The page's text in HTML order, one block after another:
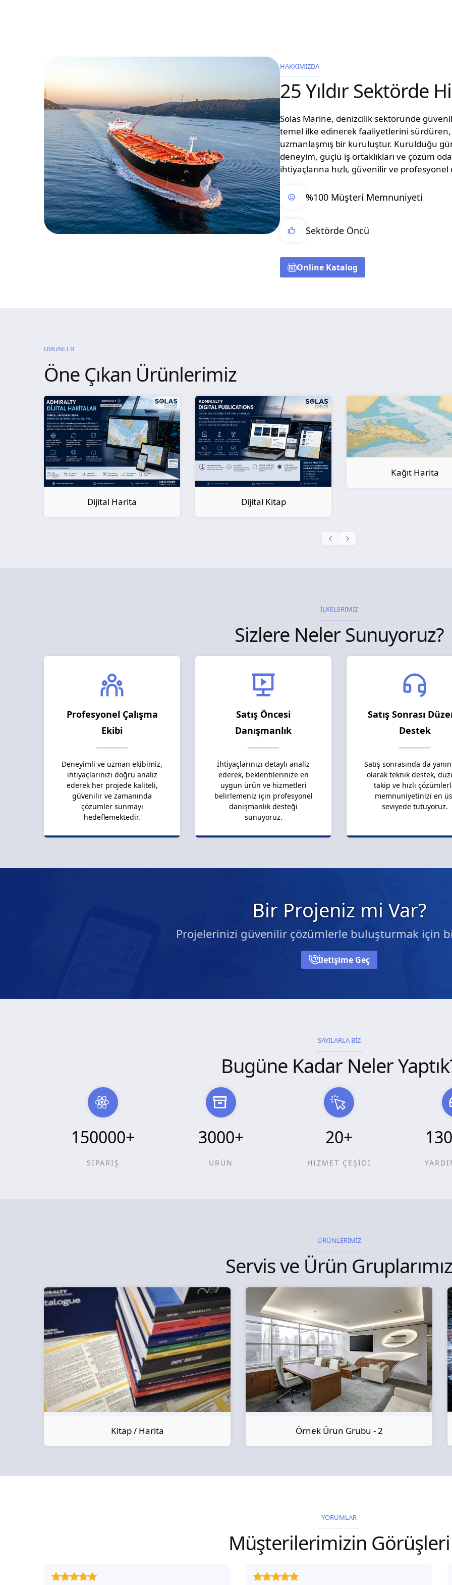
HAKKIMIZDA
25 Yıldır Sektörde
Solas Marine, denizcilik sektöründe
temel ilke edinerek faaliyetlerini
uzmanlaşmış bir kuruluştur. Kurulduğu
deneyim, güçlü iş ortaklıkları ve çözüm
ihtiyaçlarına hızlı, güvenilir ve
%100 Müşteri Memnuniyeti
Sektörde Öncü
Online Katalog
ÜRÜNLER
Öne Çıkan Ürünlerimiz
Dijital Kitap
Kağıt Harita
İLKELERİMİZ
Sizlere Neler Sunuyoruz?
Profesyonel Çalışma
Ekibi
Deneyimli ve uzman ekibimiz,
ihtiyaçlarınızı doğru analiz
ederek her projede kaliteli,
güvenilir ve zamanında
çözümler sunmayı
hedeflemektedir.
Satış Öncesi
Danışmanlık
İhtiyaçlarınızı detaylı analiz
ederek, beklentilerinize en
uygun ürün ve hizmetleri
belirlemeniz için profesyonel
danışmanlık desteği
sunuyoruz.
Satış Sonrası
Destek
Satış sonrasında da
olarak teknik destek,
takip ve hızlı
memnuniyetinizi en
seviyede tutuyoruz.
Bir Projeniz mi Var?
Projelerinizi güvenilir çözümlerle buluşturmak için
İletişime Geç
SAYILARLA BİZ
Bugüne Kadar Neler
150000+
SİPARİŞ
3000+
ÜRÜN
20+
HİZMET ÇEŞİDİ
ÜRÜNLERİMİZ
Servis ve Ürün Gruplarımız
Kitap / Harita Örnek Ürün Grubu - 2
YORUMLAR
Müşterilerimizin Görüşleri